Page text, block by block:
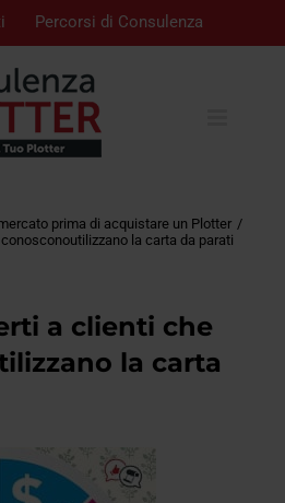
Percorsi di Consulenza
prima di acquistare un Plotter
la carta da parati
a clienti che
la carta